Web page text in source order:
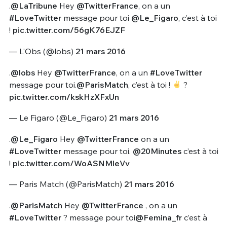
.@LaTribune Hey @TwitterFrance, on a un
#LoveTwittermessage pour toi @Le_Figaro, c’est à toi
! pic.twitter.com/56gK76EJZF
— L'Obs (@lobs) 21 mars 2016
.@lobsHey @TwitterFrance, on a un #LoveTwitter
message pour toi.@ParisMatch, c’est à toi !
?
pic.twitter.com/kskHzXFxUn
— Le Figaro (@Le_Figaro) 21 mars 2016
.@Le_Figaro Hey @TwitterFrance on a un
#LoveTwittermessage pour toi. @20Minutesc’est à toi
! pic.twitter.com/WoASNMleVv
— Paris Match (@ParisMatch) 21 mars 2016
.@ParisMatch Hey @TwitterFrance , on a un
#LoveTwitter? message pour toi@Femina_frc’est à